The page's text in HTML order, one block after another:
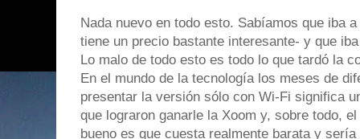
Nada nuevo en todo esto. Sabíamos que iba
tiene un precio bastante interesante- y que
Lo malo de todo esto es todo lo que tardó la
En el mundo de la tecnología los meses de
presentar la versión sólo con Wi-Fi significa
que lograron ganarle la Xoom y, sobre todo,
bueno es que cuesta realmente barata y